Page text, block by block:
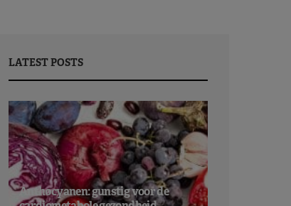
LATEST POSTS
Anthocyanen: gunstig voor de